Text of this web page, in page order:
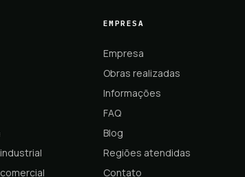
EMPRESA
Empresa
Obras realizadas
Informações
FAQ
Blog
Regiões atendidas
Contato